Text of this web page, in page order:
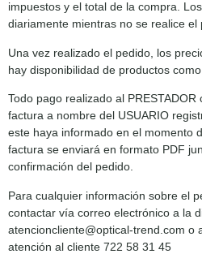
impuestos y el total de la compra.
diariamente mientras no se realice el
Una vez realizado el pedido, los
hay disponibilidad de productos como
Todo pago realizado al
factura a nombre del USUARIO
este haya informado en el momento
factura se enviará en formato PDF
confirmación del pedido.
Para cualquier información sobre el
contactar vía correo electrónico a la
atencioncliente@optical-trend.com o
atención al cliente 722 58 31 45